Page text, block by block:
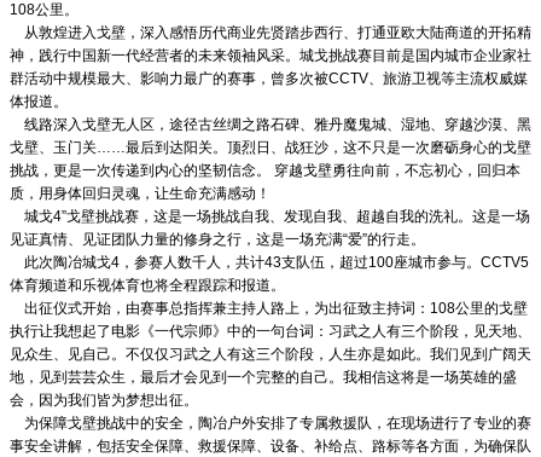
108公里。
从敦煌进入戈壁，深入感悟历代商业先贤踏步西行、打通亚欧大陆商道的开拓精
神，践行中国新一代经营者的未来领袖风采。城戈挑战赛目前是国内城市企业家社
群活动中规模最大、影响力最广的赛事，曾多次被CCTV、旅游卫视等主流权威媒
体报道。
线路深入戈壁无人区，途径古丝绸之路石碑、雅丹魔鬼城、湿地、穿越沙漠、黑
戈壁、玉门关……最后到达阳关。顶烈日、战狂沙，这不只是一次磨砺身心的戈壁
挑战，更是一次传递到内心的坚韧信念。 穿越戈壁勇往向前，不忘初心，回归本
质，用身体回归灵魂，让生命充满感动！
城戈4”戈壁挑战赛，这是一场挑战自我、发现自我、超越自我的洗礼。这是一场
见证真情、见证团队力量的修身之行，这是一场充满“爱”的行走。
此次陶冶城戈4，参赛人数千人，共计43支队伍，超过100座城市参与。CCTV5
体育频道和乐视体育也将全程跟踪和报道。
出征仪式开始，由赛事总指挥兼主持人路上，为出征致主持词：108公里的戈壁
执行让我想起了电影《一代宗师》中的一句台词：习武之人有三个阶段，见天地、
见众生、见自己。不仅仅习武之人有这三个阶段，人生亦是如此。我们见到广阔天
地，见到芸芸众生，最后才会见到一个完整的自己。我相信这将是一场英雄的盛
会，因为我们皆为梦想出征。
为保障戈壁挑战中的安全，陶冶户外安排了专属救援队，在现场进行了专业的赛
事安全讲解，包括安全保障、救援保障、设备、补给点、路标等各方面，为确保队